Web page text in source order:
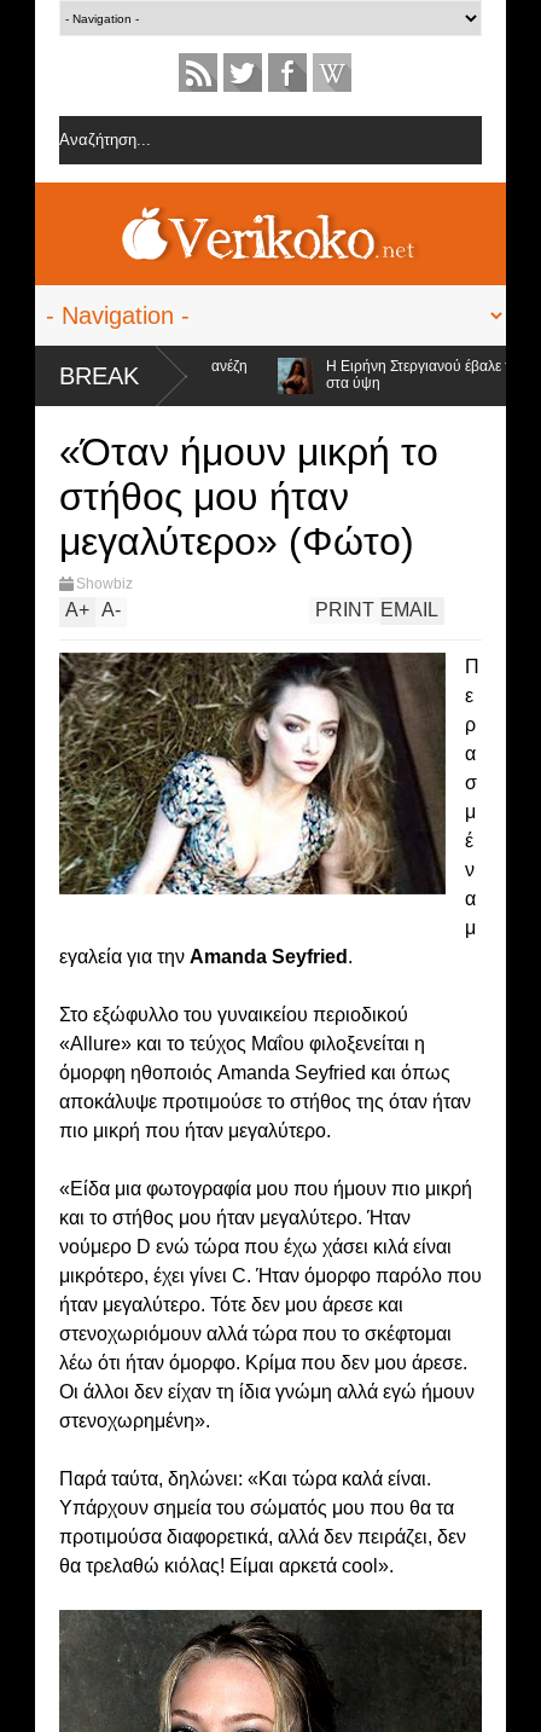
BREAK
την ομάδα της Σοφίας Δανέζη
Η Ειρήνη Στεργιανού έβαλε τα...
στα ύψη
«Όταν ήμουν μικρή το
στήθος μου ήταν
μεγαλύτερο» (Φώτο)
Showbiz
A+ A- EMAIL
PRINT
Π
ε
ρ
α
σ
μ
έ
ν
α
μ
εγαλεία για την Amanda Seyfried .
Στο εξώφυλλο του γυναικείου περιοδικού
«Allure» και το τεύχος Μαΐου φιλοξενείται η
όμορφη ηθοποιός Amanda Seyfried και όπως
αποκάλυψε προτιμούσε το στήθος της όταν ήταν
πιο μικρή που ήταν μεγαλύτερο.
«Είδα μια φωτογραφία μου που ήμουν πιο μικρή
και το στήθος μου ήταν μεγαλύτερο. Ήταν
νούμερο D ενώ τώρα που έχω χάσει κιλά είναι
μικρότερο, έχει γίνει C. Ήταν όμορφο παρόλο που
ήταν μεγαλύτερο. Τότε δεν μου άρεσε και
στενοχωριόμουν αλλά τώρα που το σκέφτομαι
λέω ότι ήταν όμορφο. Κρίμα που δεν μου άρεσε.
Οι άλλοι δεν είχαν τη ίδια γνώμη αλλά εγώ ήμουν
στενοχωρημένη».
Παρά ταύτα, δηλώνει: «Και τώρα καλά είναι.
Υπάρχουν σημεία του σώματός μου που θα τα
προτιμούσα διαφορετικά, αλλά δεν πειράζει, δεν
θα τρελαθώ κιόλας! Είμαι αρκετά cool».